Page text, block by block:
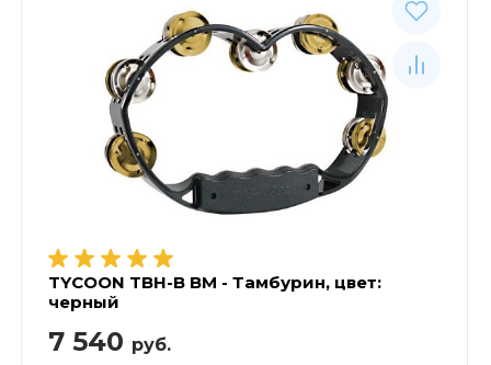
TYCOON TBH-B BM - Тамбурин, цвет:
черный
7 540 руб.